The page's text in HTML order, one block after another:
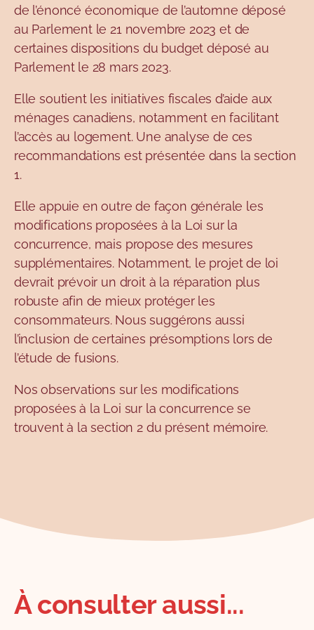
de l’énoncé économique de l’automne déposé
au Parlement le 21 novembre 2023 et de
certaines dispositions du budget déposé au
Parlement le 28 mars 2023.
Elle soutient les initiatives fiscales d’aide aux
ménages canadiens, notamment en facilitant
l’accès au logement. Une analyse de ces
recommandations est présentée dans la section
1.
Elle appuie en outre de façon générale les
modifications proposées à la Loi sur la
concurrence, mais propose des mesures
supplémentaires. Notamment, le projet de loi
devrait prévoir un droit à la réparation plus
robuste afin de mieux protéger les
consommateurs. Nous suggérons aussi
l’inclusion de certaines présomptions lors de
l’étude de fusions.
Nos observations sur les modifications
proposées à la Loi sur la concurrence se
trouvent à la section 2 du présent mémoire.
À consulter aussi...